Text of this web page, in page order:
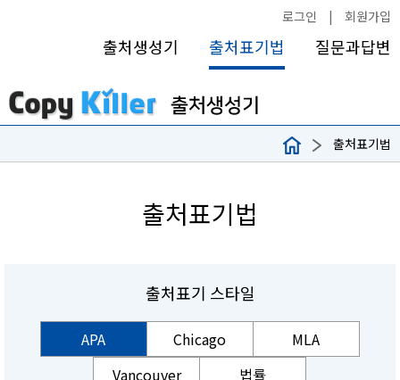
로그인 | 회원가입
출처생성기 출처표기법 질문과답변
출처표기법
출처표기법
출처표기 스타일
APA Chicago
MLA
Vancouver
법률